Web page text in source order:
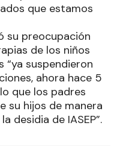
que estamos
su preocupación
de los niños
“ya suspendieron
ahora hace 5
que los padres
su hijos de manera
desidia de IASEP”.